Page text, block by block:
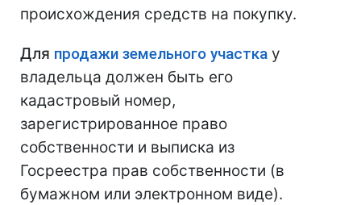
происхождения средств на покупку.
Для продажи земельного участка у
владельца должен быть его
кадастровый номер,
зарегистрированное право
собственности и выписка из
Госреестра прав собственности (в
бумажном или электронном виде).